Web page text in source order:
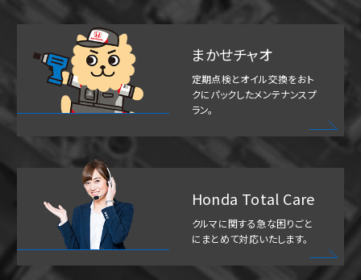
まかせチャオ
定期点検とオイル交換をおト
クにパックしたメンテナンスプ
ラン。
Honda Total Care
クルマに関する急な困りごと
にまとめて対応いたします。